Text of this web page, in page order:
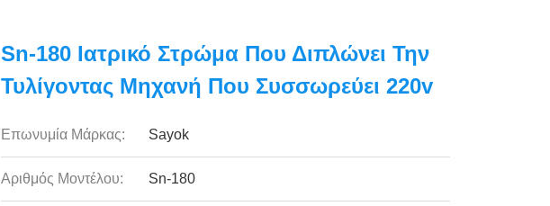
Sn-180 Ιατρικό Στρώμα Που Διπλώνει Την
Τυλίγοντας Μηχανή Που Συσσωρεύει 220v
Επωνυμία Μάρκας: Sayok
Αριθμός Μοντέλου: Sn-180